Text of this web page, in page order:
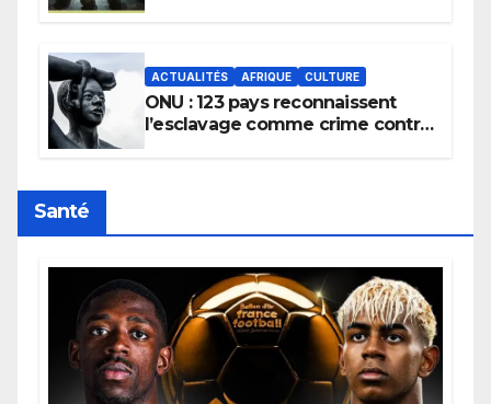
ACTUALITÉS AFRIQUE CULTURE
ONU : 123 pays reconnaissent
l’esclavage comme crime contre
Santé